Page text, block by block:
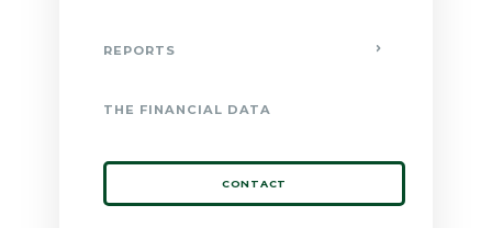
REPORTS
THE FINANCIAL DATA
CONTACT